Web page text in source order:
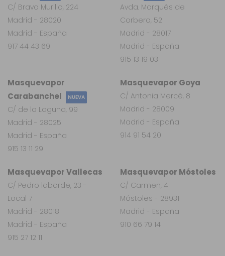
Masquevapor
Carabanchel
NUEVA
C/ de la Laguna, 99
Madrid - 28025
Madrid - España
915 13 11 29
Masquevapor Vallecas
C/ Pedro laborde, 23 -
Local 7
Madrid - 28018
Madrid - España
915 27 12 11
Masquevapor Móstoles
C/ Carmen, 4
Móstoles - 28931
Madrid - España
910 66 79 14
Masquevapor Goya
C/ Antonia Mercé, 8
Madrid - 28009
Madrid - España
914 91 54 20
Avda. Marqués de
Corbera, 52
Madrid - 28017
Madrid - España
915 13 19 03
C/ Bravo Murillo, 224
Madrid - 28020
Madrid - España
917 44 43 69